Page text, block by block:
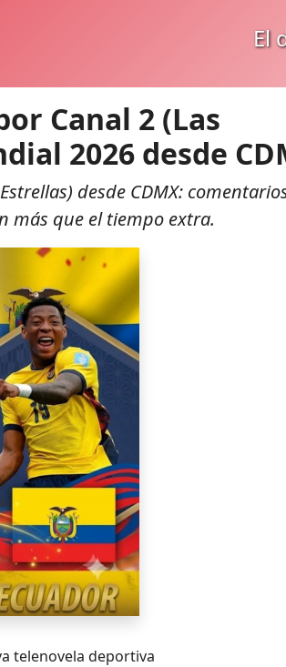
El
Canal 2 (Las
2026 desde
desde CDMX:
más que el tiempo extra.
telenovela deportiva